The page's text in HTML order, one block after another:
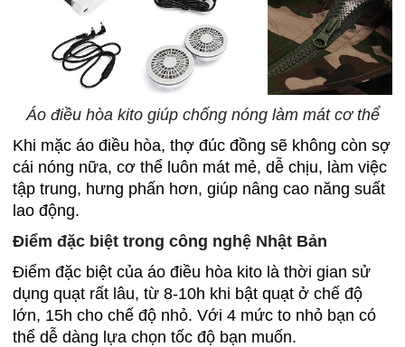
Áo điều hòa kito giúp chống nóng làm mát cơ thể
Khi mặc áo điều hòa, thợ đúc đồng sẽ không còn sợ
cái nóng nữa, cơ thể luôn mát mẻ, dễ chịu, làm việc
tập trung, hưng phấn hơn, giúp nâng cao năng suất
lao động.
Điểm đặc biệt trong công nghệ Nhật Bản
Điểm đặc biệt của áo điều hòa kito là thời gian sử
dụng quạt rất lâu, từ 8-10h khi bật quạt ở chế độ
lớn, 15h cho chế độ nhỏ. Với 4 mức to nhỏ bạn có
thể dễ dàng lựa chọn tốc độ bạn muốn.